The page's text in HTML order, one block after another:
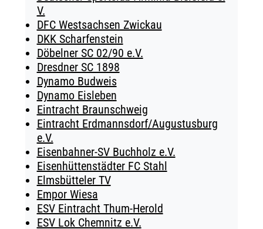
V.
DFC Westsachsen Zwickau
DKK Scharfenstein
Döbelner SC 02/90 e.V.
Dresdner SC 1898
Dynamo Budweis
Dynamo Eisleben
Eintracht Braunschweig
Eintracht Erdmannsdorf/Augustusburg
e.V.
Eisenbahner-SV Buchholz e.V.
Eisenhüttenstädter FC Stahl
Elmsbütteler TV
Empor Wiesa
ESV Eintracht Thum-Herold
ESV Lok Chemnitz e.V.